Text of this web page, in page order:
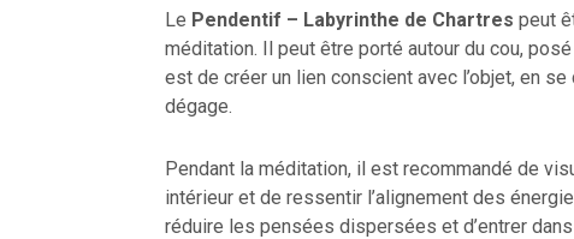
Le Pendentif – Labyrinthe de Chartres peut
méditation. Il peut être porté autour du cou,
est de créer un lien conscient avec l’objet, en
dégage.
Pendant la méditation, il est recommandé de
intérieur et de ressentir l’alignement des
réduire les pensées dispersées et d’entrer